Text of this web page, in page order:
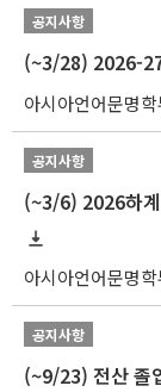
공지사항
(~3/28) 2026-
아시아언어문명학
공지사항
아시아언어문명학
공지사항
(~9/23) 전산 졸